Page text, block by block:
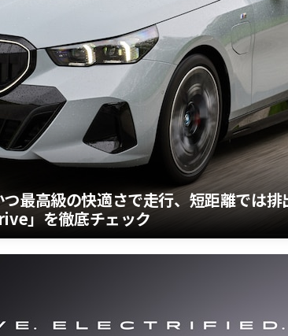
最高級の快適さで走行、短距離では
」を徹底チェック